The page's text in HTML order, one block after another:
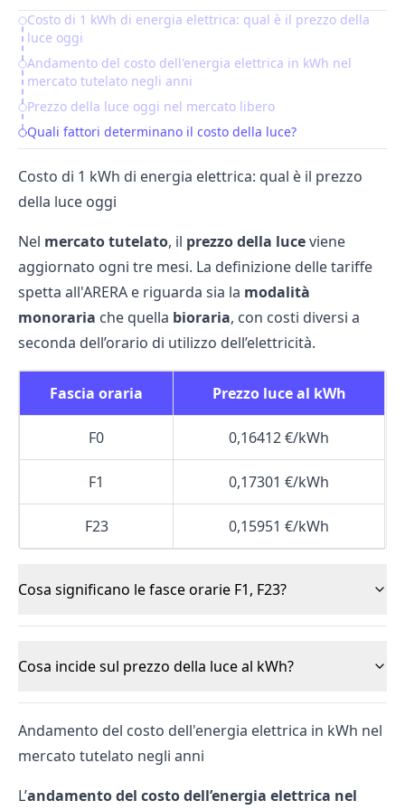
Table of Contents
Costo di 1 kWh di energia elettrica: qual è il prezzo della
luce oggi
Andamento del costo dell'energia elettrica in kWh nel
mercato tutelato negli anni
Prezzo della luce oggi nel mercato libero
Quali fattori determinano il costo della luce?
Costo di 1 kWh di energia elettrica: qual è il prezzo
della luce oggi
Nel mercato tutelato, il prezzo della luceviene
aggiornato ogni tre mesi. La definizione delle tariffe
spetta all'ARERA e riguarda sia la modalità
monoraria che quella bioraria, con costi diversi a
seconda dell’orario di utilizzo dell’elettricità.
Fascia oraria Prezzo luce al kWh
F0 0,16412 €/kWh
F1 0,17301 €/kWh
F23 0,15951 €/kWh
Cosa significano le fasce orarie F1, F23?
Cosa incide sul prezzo della luce al kWh?
Andamento del costo dell'energia elettrica in kWh nel
mercato tutelato negli anni
L’andamento del costo dell’energia elettrica nel